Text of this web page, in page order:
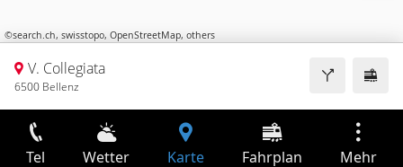
©search.ch, swisstopo, OpenStreetMap, others
V. Collegiata
6500 Bellenz
Tel Wetter Karte Fahrplan Mehr